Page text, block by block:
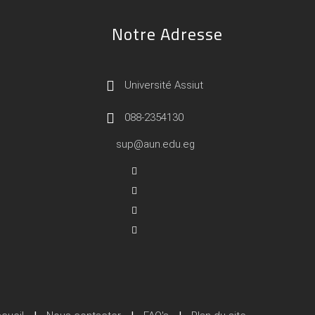
Notre Adresse
Université Assiut
088-2354130
sup@aun.edu.eg